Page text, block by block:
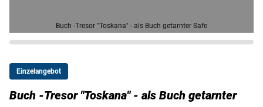
Buch -Tresor "Toskana" - als Buch getarnter Safe
Einzelangebot
Buch -Tresor "Toskana" - als Buch getarnter